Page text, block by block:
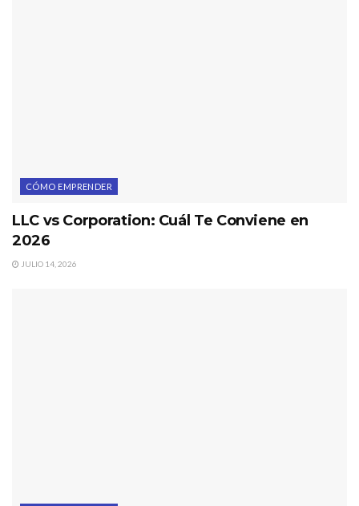
CÓMO EMPRENDER
LLC vs Corporation: Cuál Te Conviene en
2026
JULIO 14, 2026